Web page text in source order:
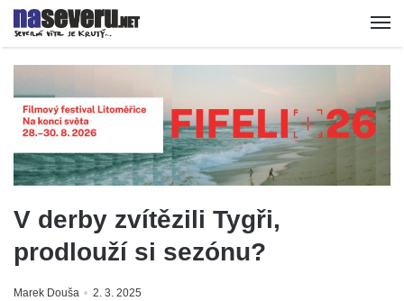
V derby zvítězili Tygři,
prodlouží si sezónu?
Marek Douša 2. 3. 2025